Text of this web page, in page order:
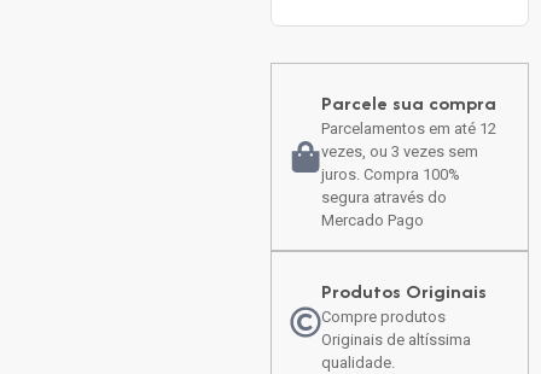
Parcele sua compra
Parcelamentos em até 12
vezes, ou 3 vezes sem
juros. Compra 100%
segura através do
Mercado Pago
Produtos Originais
Compre produtos
Originais de altíssima
qualidade.